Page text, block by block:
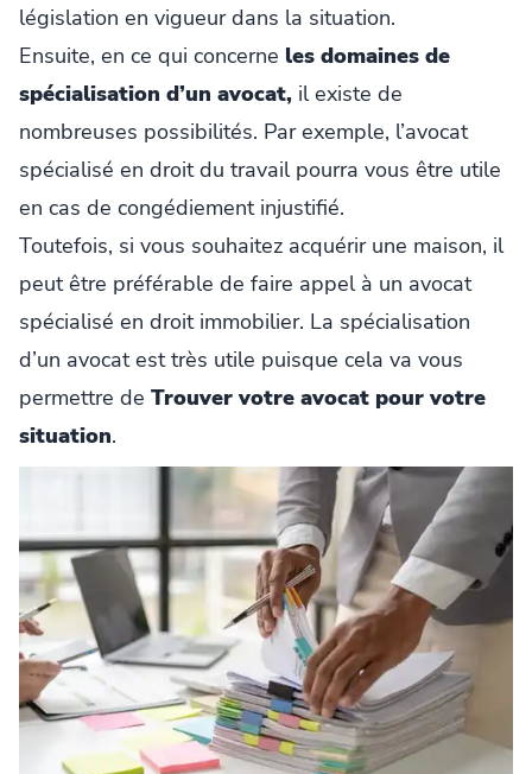
législation en vigueur dans la situation.
Ensuite, en ce qui concerne les domaines de
spécialisation d’un avocat, il existe de
nombreuses possibilités. Par exemple, l’avocat
spécialisé en droit du travail pourra vous être utile
en cas de congédiement injustifié.
Toutefois, si vous souhaitez acquérir une maison, il
peut être préférable de faire appel à un avocat
spécialisé en droit immobilier. La spécialisation
d’un avocat est très utile puisque cela va vous
permettre de Trouver votre avocat pour votre
situation.